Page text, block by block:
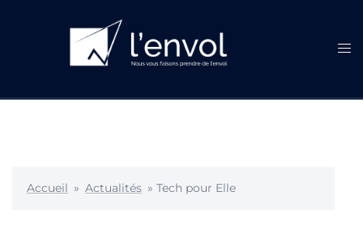
Accueil » Actualités » Tech pour Elle